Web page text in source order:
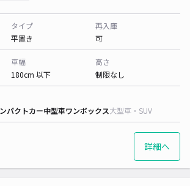
タイプ
平置き
再入庫
可
車幅
180cm 以下
高さ
制限なし
パクトカー中型車ワンボックス大型車・SUV
詳細へ